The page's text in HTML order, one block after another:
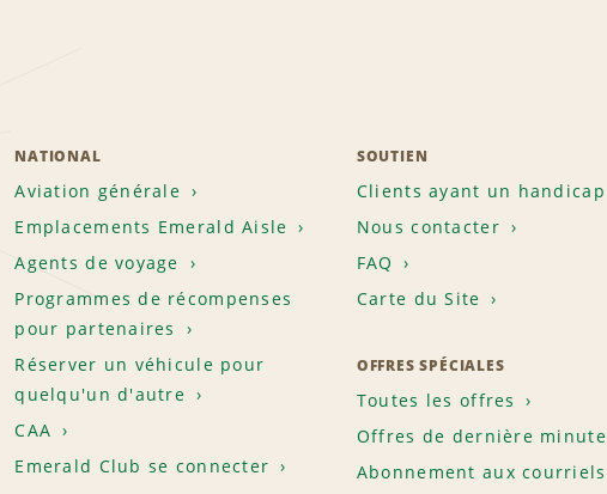
NATIONAL
Aviation générale
Emplacements Emerald Aisle
Agents de voyage
Programmes de récompenses
pour partenaires
Réserver un véhicule pour
quelqu'un d'autre
CAA
Emerald Club se connecter
SOUTIEN
Clients ayant un handicap
Nous contacter
FAQ
Carte du Site
OFFRES SPÉCIALES
Toutes les offres
Offres de dernière minute
Abonnement aux courriels